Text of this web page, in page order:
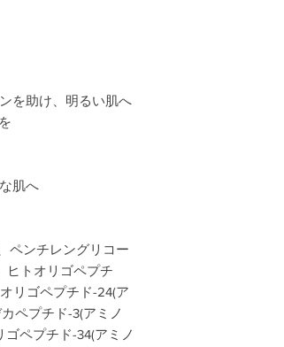
を助け、明るい肌へ
肌へ
ペンチレングリコー
ヒトオリゴペプチ
リゴペプチド-24(ア
ペプチド-3(アミノ
ペプチド-34(アミノ